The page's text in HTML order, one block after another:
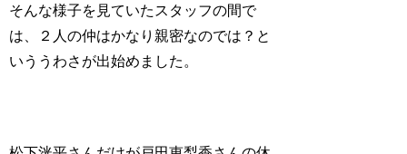
そんな様子を見ていたスタッフの間で
は、２人の仲はかなり親密なのでは？と
いううわさが出始めました。